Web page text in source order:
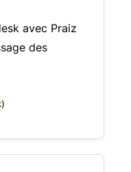
avec Praiz
des